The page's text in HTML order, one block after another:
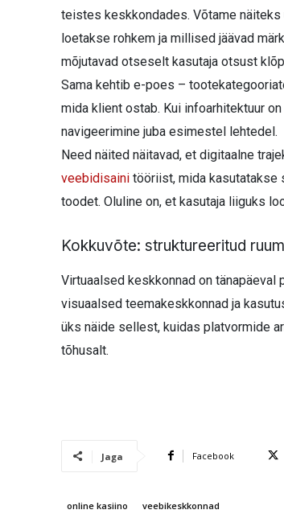
teistes keskkondades. Võtame
loetakse rohkem ja millised jäävad
mõjutavad otseselt kasutaja otsust
Sama kehtib e-poes –
mida klient ostab. Kui infoarhitektuur
navigeerimine juba esimestel lehtedel.
Need näited näitavad, et digitaalne
veebidisaini tööriist, mida kasutatakse
toodet. Oluline on, et kasutaja liiguks
Kokkuvõte: struktureeritud
Virtuaalsed keskkonnad on tänapäeval
visuaalsed teemakeskkonnad ja
üks näide sellest, kuidas platvormide
tõhusalt.
Jaga Facebook
online kasiino veebikeskkonnad